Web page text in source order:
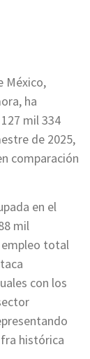
México,
ha
mil 334
de 2025,
comparación
en el
mil
empleo total
con los
histórica